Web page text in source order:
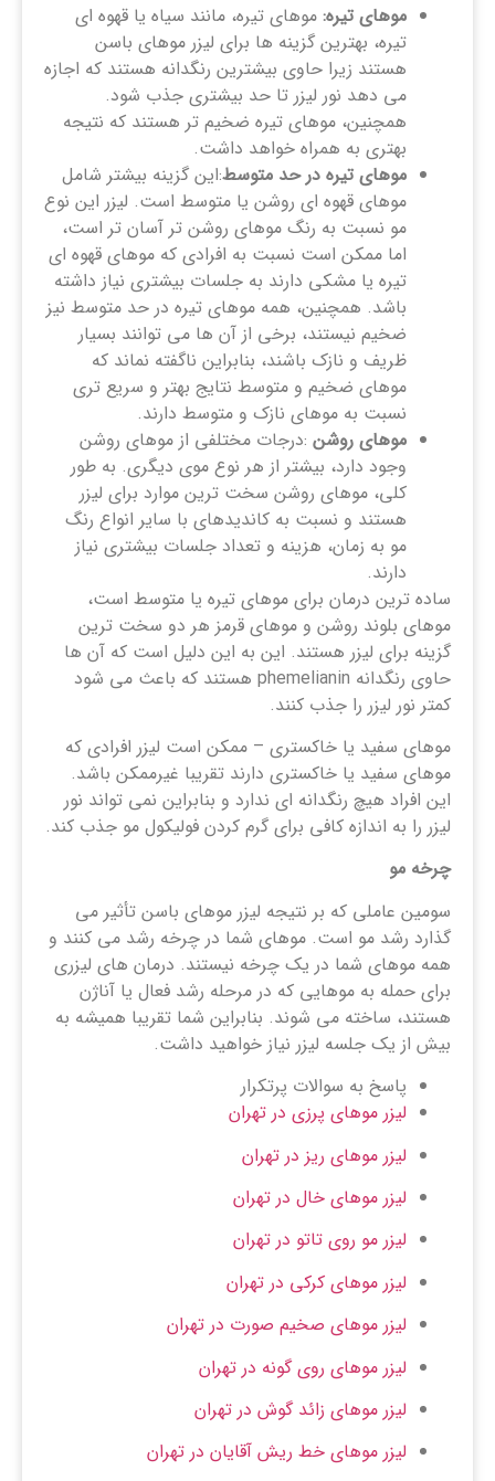
موهای تیره: موهای تیره، مانند سیاه یا قهوه ای
تیره، بهترین گزینه ها برای لیزر موهای باسن
هستند زیرا حاوی بیشترین رنگدانه هستند که اجازه
می دهد نور لیزر تا حد بیشتری جذب شود.
همچنین، موهای تیره ضخیم تر هستند که نتیجه
بهتری به همراه خواهد داشت.
موهای تیره در حد متوسط:این گزینه بیشتر شامل
موهای قهوه ای روشن یا متوسط است. لیزر این نوع
مو نسبت به رنگ موهای روشن ‌تر آسان ‌تر است،
اما ممکن است نسبت به افرادی که موهای قهوه ‌ای
تیره یا مشکی دارند به جلسات بیشتری نیاز داشته
باشد. همچنین، همه موهای تیره در حد متوسط نیز
ضخیم نیستند، برخی از آن ها می توانند بسیار
ظریف و نازک باشند، بنابراین ناگفته نماند که
موهای ضخیم و متوسط نتایج بهتر و سریع تری
نسبت به موهای نازک و متوسط دارند.
موهای روشن :درجات مختلفی از موهای روشن
وجود دارد، بیشتر از هر نوع موی دیگری. به طور
کلی، موهای روشن سخت ترین موارد برای لیزر
هستند و نسبت به کاندیدهای با سایر انواع رنگ
مو به زمان، هزینه و تعداد جلسات بیشتری نیاز
دارند.
ساده ‌ترین درمان برای موهای تیره یا متوسط است،
موهای بلوند روشن و موهای قرمز هر دو سخت‌ ترین
گزینه برای لیزر هستند. این به این دلیل است که آن ها
حاوی رنگدانه phemelianin هستند که باعث می شود
کمتر نور لیزر را جذب کنند.
موهای سفید یا خاکستری – ممکن است لیزر افرادی که
موهای سفید یا خاکستری دارند تقریبا غیرممکن باشد.
این افراد هیچ رنگدانه ای ندارد و بنابراین نمی تواند نور
لیزر را به اندازه کافی برای گرم کردن فولیکول مو جذب کند.
چرخه مو
سومین عاملی که بر نتیجه لیزر موهای باسن تأثیر می
گذارد رشد مو است. موهای شما در چرخه رشد می کنند و
همه موهای شما در یک چرخه نیستند. درمان ‌های لیزری
برای حمله به موهایی که در مرحله رشد فعال یا آناژن
هستند، ساخته می ‌شوند. بنابراین شما تقریبا همیشه به
بیش از یک جلسه لیزر نیاز خواهید داشت.
پاسخ به سوالات پرتکرار
لیزر موهای پرزی در تهران
لیزر موهای ریز در تهران
لیزر موهای خال در تهران
لیزر مو روی تاتو در تهران
لیزر موهای کرکی در تهران
لیزر موهای صخیم صورت در تهران
لیزر موهای روی گونه در تهران
لیزر موهای زائد گوش در تهران
لیزر موهای خط ریش آقایان در تهران